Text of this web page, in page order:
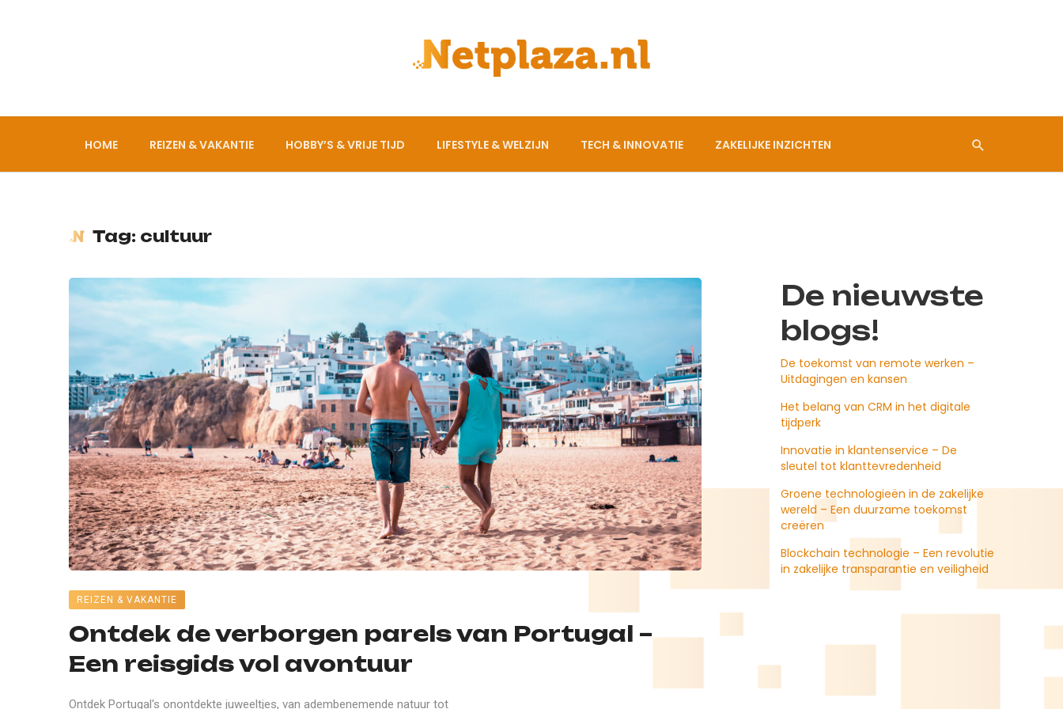
HOME REIZEN & VAKANTIE HOBBY’S & VRIJE TIJD LIFESTYLE & WELZIJN TECH & INNOVATIE ZAKELIJKE INZICHTEN
Tag: cultuur
REIZEN & VAKANTIE
Ontdek de verborgen parels van Portugal –
Een reisgids vol avontuur
Ontdek Portugal's onontdekte juweeltjes, van adembenemende natuur tot
De nieuwste
blogs!
De toekomst van remote werken –
Uitdagingen en kansen
Het belang van CRM in het digitale
tijdperk
Innovatie in klantenservice – De
sleutel tot klanttevredenheid
Groene technologieën in de zakelijke
wereld – Een duurzame toekomst
creëren
Blockchain technologie – Een revolutie
in zakelijke transparantie en veiligheid